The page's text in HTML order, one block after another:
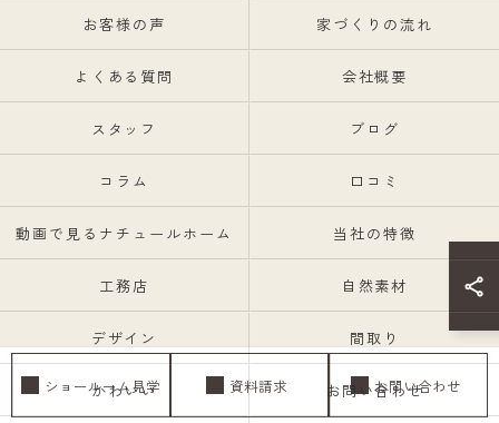
ショールーム見学 資料請求 お問い合わせ
お客様の声 家づくりの流れ
よくある質問 会社概要
スタッフ ブログ
コラム 口コミ
動画で見るナチュールホーム 当社の特徴
工務店 自然素材
デザイン 間取り
かわいい お問い合わせ